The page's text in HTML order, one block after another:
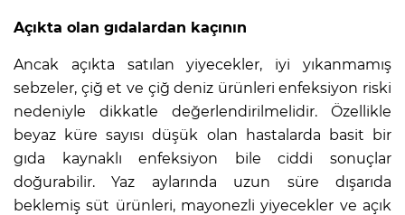
Açıkta olan gıdalardan kaçının
Ancak açıkta satılan yiyecekler, iyi yıkanmamış
sebzeler, çiğ et ve çiğ deniz ürünleri enfeksiyon riski
nedeniyle dikkatle değerlendirilmelidir. Özellikle
beyaz küre sayısı düşük olan hastalarda basit bir
gıda kaynaklı enfeksiyon bile ciddi sonuçlar
doğurabilir. Yaz aylarında uzun süre dışarıda
beklemiş süt ürünleri, mayonezli yiyecekler ve açık